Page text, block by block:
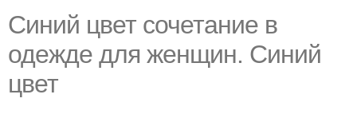
Синий цвет сочетание в
одежде для женщин. Синий
цвет